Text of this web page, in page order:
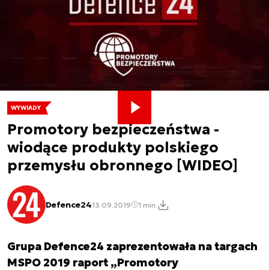
WYWIADY
Promotory bezpieczeństwa -
wiodące produkty polskiego
przemysłu obronnego [WIDEO]
Defence2413.09.2019 1 min.
Grupa Defence24 zaprezentowała na targach
MSPO 2019 raport „Promotory